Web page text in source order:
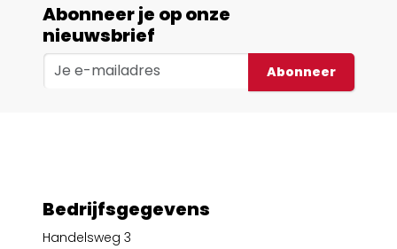
Abonneer je op onze
nieuwsbrief
Abonneer
Bedrijfsgegevens
Handelsweg 3